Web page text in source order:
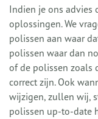
Indien je ons advies
oplossingen. We
polissen aan waar
polissen waar dan
of de polissen zoals
correct zijn. Ook
wijzigen, zullen wij,
polissen up-to-date